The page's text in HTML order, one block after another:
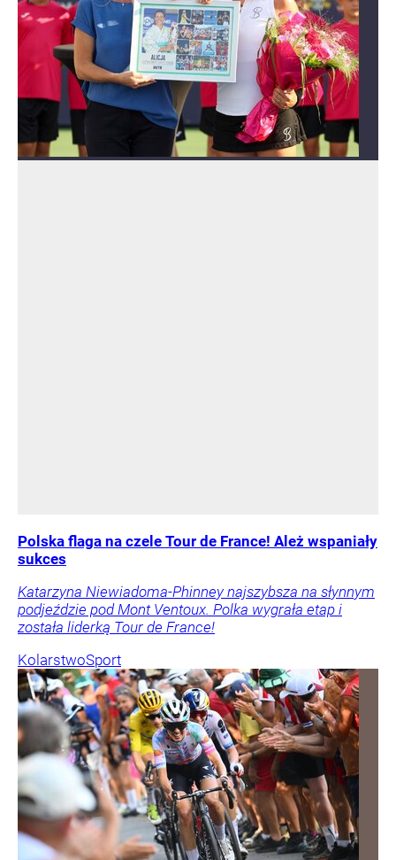
Polska flaga na czele Tour de France! Ależ wspaniały
sukces
Katarzyna Niewiadoma-Phinney najszybsza na słynnym
podjeździe pod Mont Ventoux. Polka wygrała etap i
została liderką Tour de France!
KolarstwoSport